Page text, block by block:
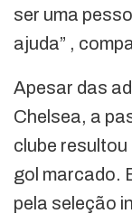
ser uma
ajuda” ,
Apesar das
Chelsea, a
clube
gol marcado.
pela seleção